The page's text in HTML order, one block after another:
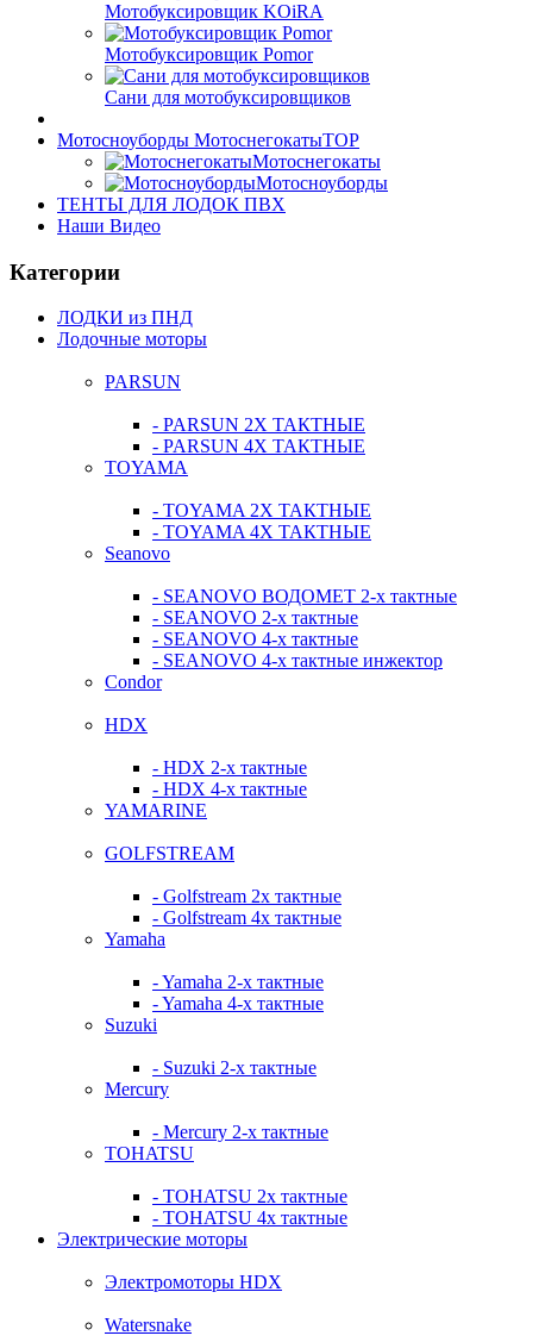
Мотобуксировщик KOiRA
Мотобуксировщик Pomor
Сани для мотобуксировщиков
Мотосноуборды МотоснегокатыTOP
Мотоснегокаты
Мотосноуборды
ТЕНТЫ ДЛЯ ЛОДОК ПВХ
Наши Видео
Категории
ЛОДКИ из ПНД
Лодочные моторы
PARSUN
- PARSUN 2Х ТАКТНЫЕ
- PARSUN 4Х ТАКТНЫЕ
TOYAMA
- TOYAMA 2Х ТАКТНЫЕ
- TOYAMA 4Х ТАКТНЫЕ
Seanovo
- SEANOVO ВОДОМЕТ 2-х тактные
- SEANOVO 2-х тактные
- SEANOVO 4-х тактные
- SEANOVO 4-х тактные инжектор
Condor
HDX
- HDX 2-х тактные
- HDX 4-х тактные
YAMARINE
GOLFSTREAM
- Golfstream 2х тактные
- Golfstream 4х тактные
Yamaha
- Yamaha 2-х тактные
- Yamaha 4-х тактные
Suzuki
- Suzuki 2-х тактные
Mercury
- Mercury 2-х тактные
TOHATSU
- TOHATSU 2х тактные
- TOHATSU 4х тактные
Электрические моторы
Электромоторы HDX
Watersnake